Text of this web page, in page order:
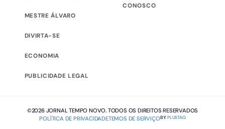
MESTRE ÁLVARO
DIVIRTA-SE
ECONOMIA
PUBLICIDADE LEGAL
CONOSCO
©2026 JORNAL TEMPO NOVO. TODOS OS DIREITOS RESERVADOS
POLÍTICA DE PRIVACIDADETEMOS DE SERVIÇOBY:PLUSTAG